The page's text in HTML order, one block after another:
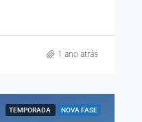
1 ano atrás
TEMPORADA NOVA FASE